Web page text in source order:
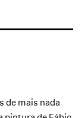
de mais nada